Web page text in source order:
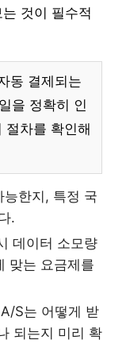
것이 필수적
동 결제되는
을 정확히 인
절차를 확인해
한지, 특정 국
.
데이터 소모량
맞는 요금제를
S는 어떻게 받
되는지 미리 확